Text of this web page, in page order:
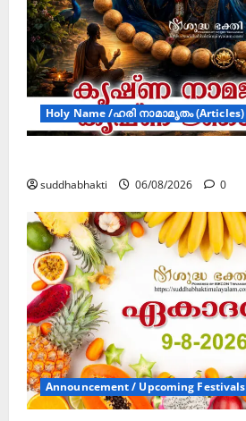
Holy Name /ഹരി നാമാമൃതം (Articles)
suddhabhakti 06/08/2026 0
Announcement / Upcoming Festivals